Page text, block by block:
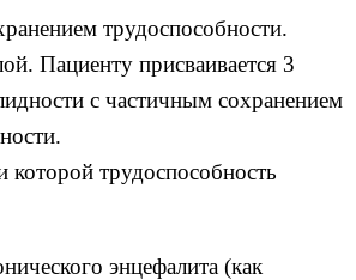
трудоспособности.
Пациенту присваивается 3
с частичным сохранением
которой трудоспособность
энцефалита (как